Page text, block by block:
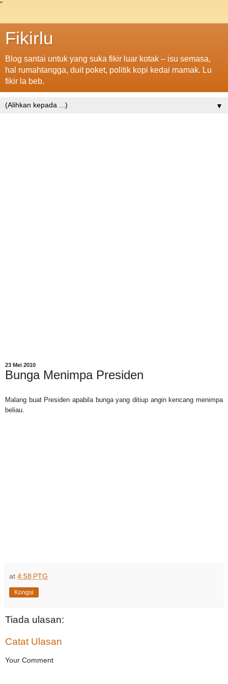
"
Fikirlu
Blog santai untuk yang suka fikir luar kotak – isu semasa,
hal rumahtangga, duit poket, politik kopi kedai mamak. Lu
fikir la beb.
▼
23 Mei 2010
Bunga Menimpa Presiden
Malang buat Presiden apabila bunga yang ditiup angin kencang menimpa
beliau.
at 4:58 PTG
Kongsi
Tiada ulasan:
Catat Ulasan
Your Comment